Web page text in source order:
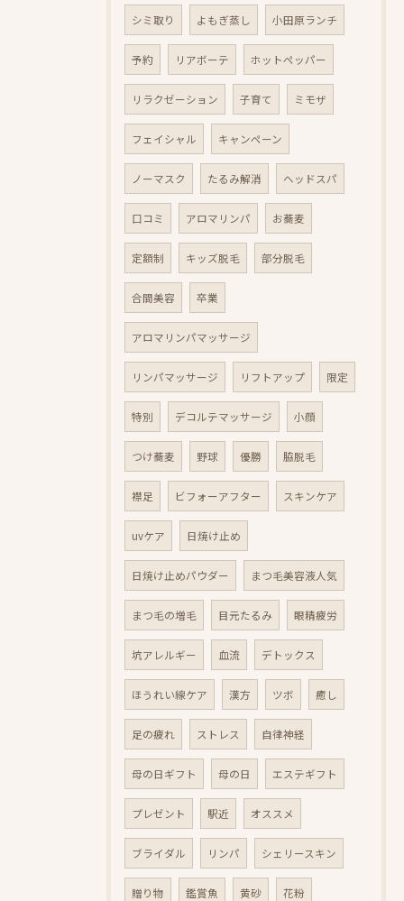
シミ取り よもぎ蒸し 小田原ランチ
予約 リアボーテ ホットペッパー
リラクゼーション 子育て ミモザ
フェイシャル キャンペーン
ノーマスク たるみ解消 ヘッドスパ
口コミ アロマリンパ お蕎麦
定額制 キッズ脱毛 部分脱毛
合間美容 卒業
アロマリンパマッサージ
リンパマッサージ リフトアップ 限定
特別 デコルテマッサージ 小顔
つけ蕎麦 野球 優勝 脇脱毛
襟足 ビフォーアフター スキンケア
uvケア 日焼け止め
日焼け止めパウダー まつ毛美容液人気
まつ毛の増毛 目元たるみ 眼精疲労
坑アレルギー 血流 デトックス
ほうれい線ケア 漢方 ツボ 癒し
足の疲れ ストレス 自律神経
母の日ギフト 母の日 エステギフト
プレゼント 駅近 オススメ
ブライダル リンパ シェリースキン
贈り物 鑑賞魚 黄砂 花粉